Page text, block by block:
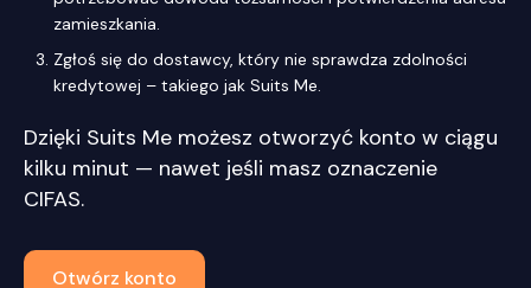
zamieszkania.
Zgłoś się do dostawcy, który nie sprawdza zdolności
kredytowej – takiego jak Suits Me.
Dzięki Suits Me możesz otworzyć konto w ciągu
kilku minut — nawet jeśli masz oznaczenie
CIFAS.
Otwórz konto